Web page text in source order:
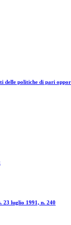
delle politiche di pari
23 luglio 1991, n. 240